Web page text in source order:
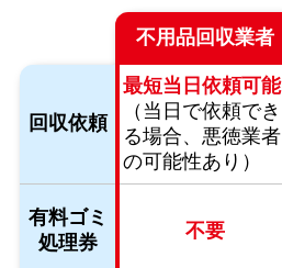
不用品回収業者
回収依頼
最短当日依頼可能
（当日で依頼でき
る場合、 悪徳業者
の可能性あり）
有料ゴミ
処理券
不要